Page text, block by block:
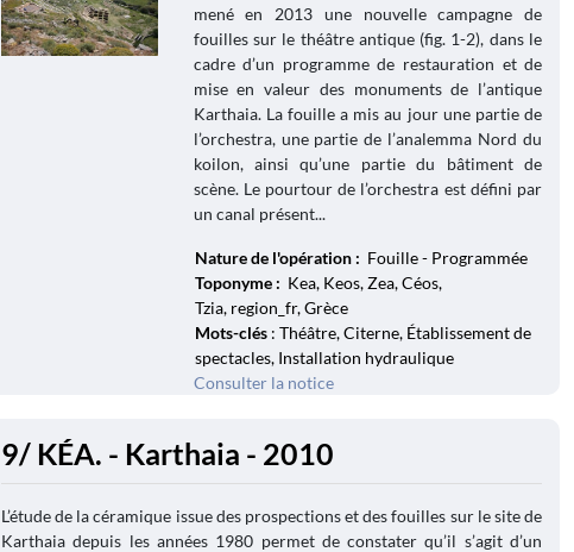
mené en 2013 une nouvelle campagne de
fouilles sur le théâtre antique (fig. 1-2), dans le
cadre d’un programme de restauration et de
mise en valeur des monuments de l’antique
Karthaia. La fouille a mis au jour une partie de
l’orchestra, une partie de l’analemma Nord du
koilon, ainsi qu’une partie du bâtiment de
scène. Le pourtour de l’orchestra est défini par
un canal présent...
Nature de l'opération : Fouille - Programmée
Toponyme : Kea, Keos, Zea, Céos,
Tzia, region_fr, Grèce
Mots-clés: Théâtre, Citerne, Établissement de
spectacles, Installation hydraulique
Consulter la notice
9/ KÉA. - Karthaia - 2010
L’étude de la céramique issue des prospections et des fouilles sur le site de
Karthaia depuis les années 1980 permet de constater qu’il s’agit d’un